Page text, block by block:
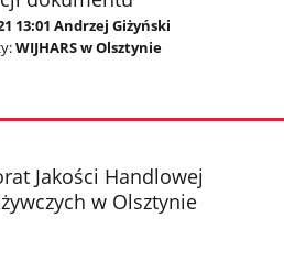
13:01 Andrzej Giżyński
WIJHARS w Olsztynie
Jakości Handlowej
w Olsztynie